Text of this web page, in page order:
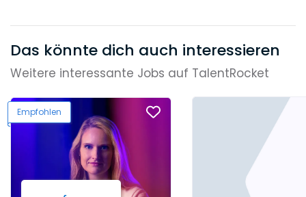
Das könnte dich auch interessieren
Weitere interessante Jobs auf TalentRocket
Empfohlen